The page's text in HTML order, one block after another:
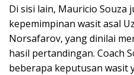
Di sisi lain, Mauricio Souza
kepemimpinan wasit asal
Norsafarov, yang dinilai
hasil pertandingan. Coach
beberapa keputusan wasit